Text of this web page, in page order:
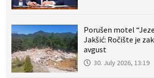
Porušen motel
Jakšić: Ročište je
avgust
30. July 2026, 13:19